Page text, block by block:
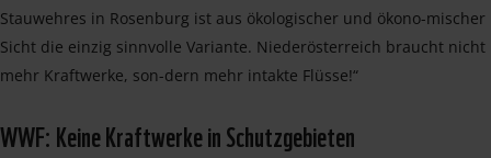
Stauwehres in Rosenburg ist aus ökologischer und ökono-mischer
Sicht die einzig sinnvolle Variante. Niederösterreich braucht nicht
mehr Kraftwerke, son-dern mehr intakte Flüsse!“
WWF: Keine Kraftwerke in Schutzgebieten